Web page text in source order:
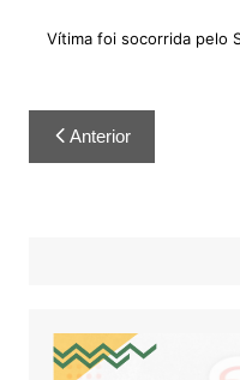
Vítima foi socorrida pelo
Anterior